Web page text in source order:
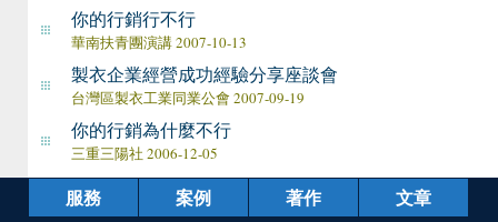
你的行銷行不行
華南扶青團演講 2007-10-13
製衣企業經營成功經驗分享座談會
台灣區製衣工業同業公會 2007-09-19
你的行銷為什麼不行
三重三陽社 2006-12-05
服務 案例 著作 文章